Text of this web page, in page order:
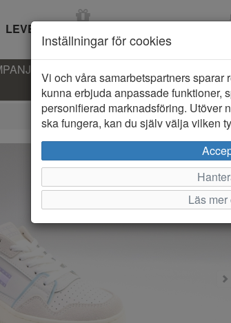
LEVERANS INOM 2-5 DAGAR
KLÄDER-BARN
Inställningar för cookies
Vi och våra samarbetspartners sparar
kunna erbjuda anpassade funktioner,
personifierad marknadsföring. Utöver
ska fungera, kan du själv välja vilken
Läs